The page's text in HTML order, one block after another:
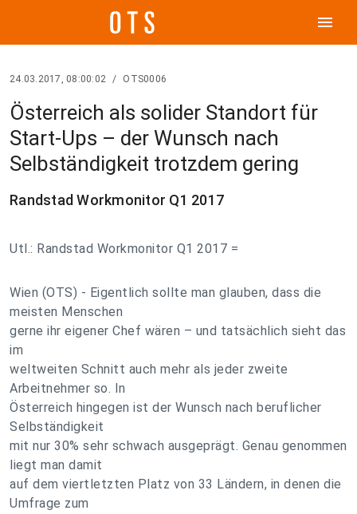
menu
24.03.2017, 08:00:02 / OTS0006
Österreich als solider Standort für
Start-Ups – der Wunsch nach
Selbständigkeit trotzdem gering
Randstad Workmonitor Q1 2017
Utl.: Randstad Workmonitor Q1 2017 =
Wien (OTS) - Eigentlich sollte man glauben, dass die
meisten Menschen
gerne ihr eigener Chef wären – und tatsächlich sieht das
im
weltweiten Schnitt auch mehr als jeder zweite
Arbeitnehmer so. In
Österreich hingegen ist der Wunsch nach beruflicher
Selbständigkeit
mit nur 30% sehr schwach ausgeprägt. Genau genommen
liegt man damit
auf dem viertletzten Platz von 33 Ländern, in denen die
Umfrage zum